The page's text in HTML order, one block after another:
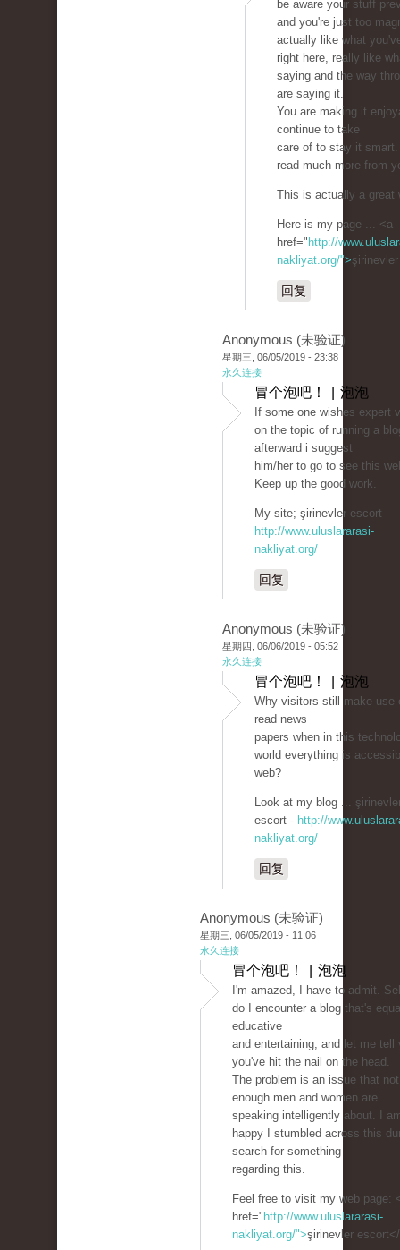
be aware your stuff
and you're just too
actually like what
right here, really like
saying and the way
are saying it.
You are making it
continue to take
care of to stay it
read much more from
This is actually a great
Here is my page ... <a
href=" http://
nakliyat.org/">
回复
Anonymous (未验证)
星期三, 06/05/2019 - 23:38
永久连接
冒个泡吧！ | 泡泡
If some one wishes expert
on the topic of running a
afterward i suggest
him/her to go to see this
Keep up the good work.
My site; şirinevler escort -
http://www.uluslararasi-
nakliyat.org/
回复
Anonymous (未验证)
星期四, 06/06/2019 - 05:52
永久连接
冒个泡吧！ | 泡泡
Why visitors still make use
read news
papers when in this
world everything is
web?
Look at my blog ...
escort - http://
nakliyat.org/
回复
Anonymous (未验证)
星期三, 06/05/2019 - 11:06
永久连接
冒个泡吧！ | 泡泡
I'm amazed, I have to admit.
do I encounter a blog that's
educative
and entertaining, and let me tell
you've hit the nail on the head.
The problem is an issue that not
enough men and women are
speaking intelligently about. I
happy I stumbled across this
search for something
regarding this.
Feel free to visit my web page:
href=" http://www.uluslararasi-
nakliyat.org/">şirinevler